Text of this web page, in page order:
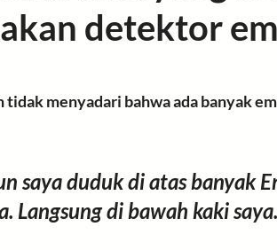
Aksesoris Berita Media
detektor
tidak menyadari bahwa ada banyak
saya duduk di atas banyak
Langsung di bawah kaki